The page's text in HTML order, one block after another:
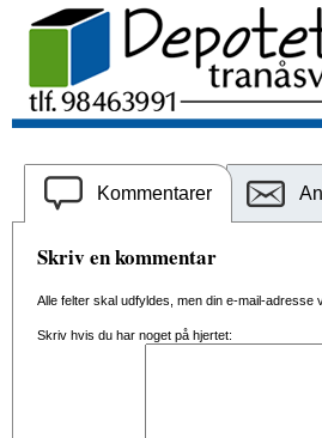
Kommentarer
Skriv en kommentar
Alle felter skal udfyldes, men din e-mail-adresse
Skriv hvis du har noget på hjertet: